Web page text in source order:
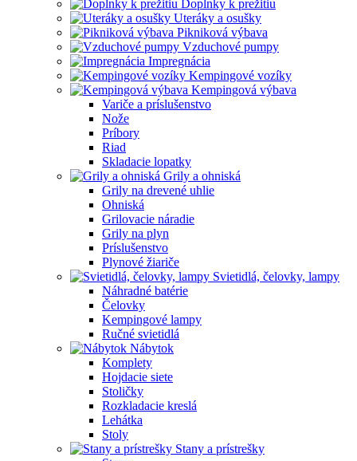
Doplnky k prežitiu
Uteráky a osušky
Pikniková výbava
Vzduchové pumpy
Impregnácia
Kempingové vozíky
Kempingová výbava
Variče a príslušenstvo
Nože
Príbory
Riad
Skladacie lopatky
Grily a ohniská
Grily na drevené uhlie
Ohniská
Grilovacie náradie
Grily na plyn
Príslušenstvo
Plynové žiariče
Svietidlá, čelovky, lampy
Náhradné batérie
Čelovky
Kempingové lampy
Ručné svietidlá
Nábytok
Komplety
Hojdacie siete
Stoličky
Rozkladacie kreslá
Lehátka
Stoly
Stany a prístrešky